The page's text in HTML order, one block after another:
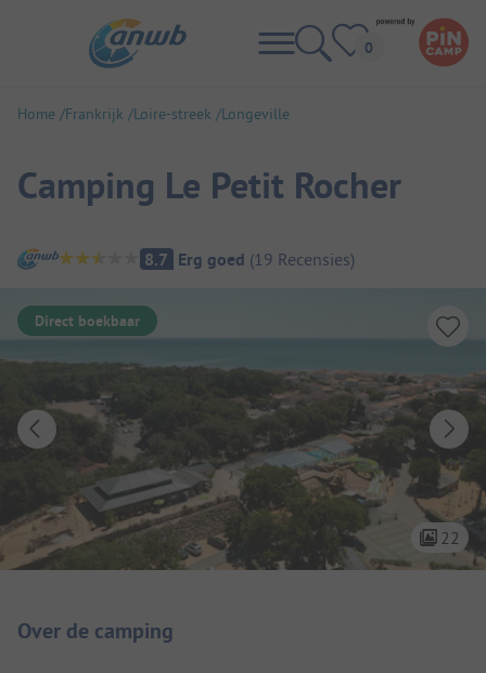
Home Frankrijk Loire-streek Longeville
Camping Le Petit Rocher
Camping overzicht
8.7 Erg goed (19 Recensies)
Direct boekbaar
22
Over de camping